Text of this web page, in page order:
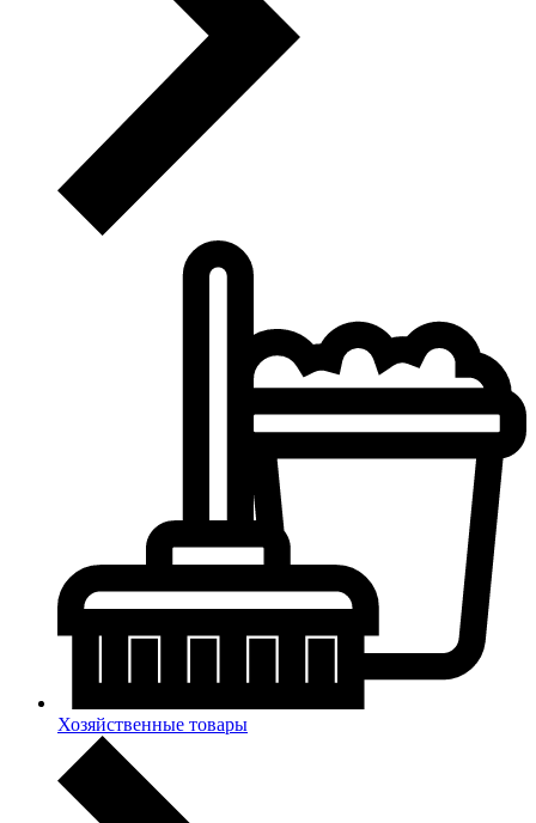
Хозяйственные товары